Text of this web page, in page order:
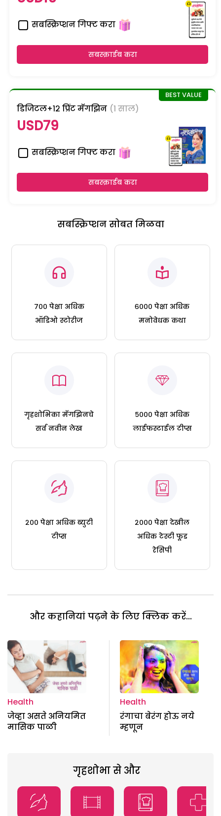
सबस्क्रिप्शन गिफ्ट करा
सबस्क्राईब करा
डिजिटल+१२ प्रिंट मॅगझिन (1 साल)
USD79
सबस्क्रिप्शन गिफ्ट करा
सबस्क्राईब करा
सबस्क्रिप्शन सोबत मिळवा
७०० पेक्षा अधिक
ऑडिओ स्टोरीज
६००० पेक्षा अधिक
मनोवेधक कथा
गृहशोभिका मॅगझिनचे
सर्व नवीन लेख
५००० पेक्षा अधिक
लाईफस्टाईल टीप्स
२०० पेक्षा अधिक ब्युटी
टीप्स
२००० पेक्षा देखील
अधिक टेस्टी फूड
रेसिपी
और कहानियां पढ़ने के लिए क्लिक करें...
Health
जेव्हा असते अनियमित
मासिक पाळी
Health
रंगाचा बेरंग होऊ नये
म्हणून
गृहशोभा से और